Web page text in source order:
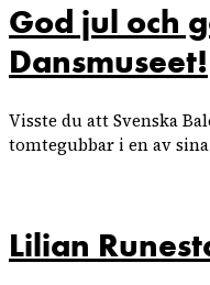
God jul och
Dansmuseet!
Visste du att Svenska
tomtegubbar i en av
Lilian